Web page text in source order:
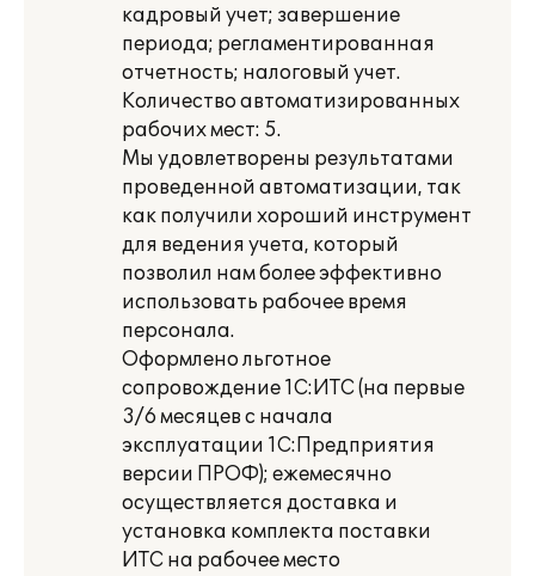
кадровый учет; завершение
периода; регламентированная
отчетность; налоговый учет.
Количество автоматизированных
рабочих мест: 5.
Мы удовлетворены результатами
проведенной автоматизации, так
как получили хороший инструмент
для ведения учета, который
позволил нам более эффективно
использовать рабочее время
персонала.
Оформлено льготное
сопровождение 1С:ИТС (на первые
3/6 месяцев с начала
эксплуатации 1С:Предприятия
версии ПРОФ); ежемесячно
осуществляется доставка и
установка комплекта поставки
ИТС на рабочее место